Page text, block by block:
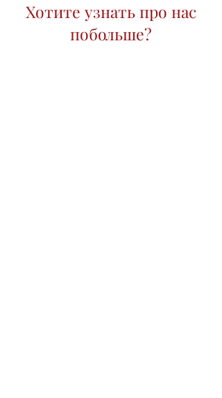
Хотите узнать про нас
побольше?